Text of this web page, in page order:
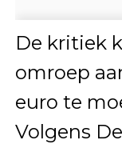
De kritiek
omroep
euro te
Volgens